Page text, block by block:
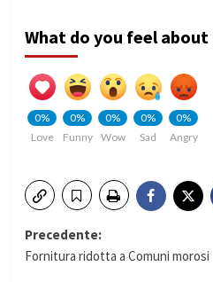
What do you feel about
0%
Love
0%
Funny
0%
Wow
0%
Sad
0%
Angry
Navigazione
Precedente:
Fornitura ridotta a Comuni morosi